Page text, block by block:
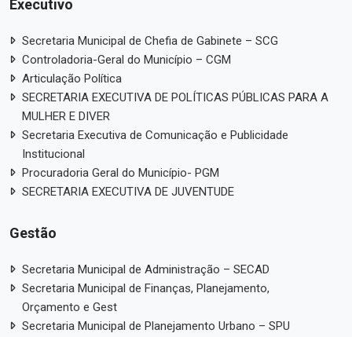
Executivo
Secretaria Municipal de Chefia de Gabinete – SCG
Controladoria-Geral do Município – CGM
Articulação Política
SECRETARIA EXECUTIVA DE POLÍTICAS PÚBLICAS PARA A
MULHER E DIVER
Secretaria Executiva de Comunicação e Publicidade
Institucional
Procuradoria Geral do Município- PGM
SECRETARIA EXECUTIVA DE JUVENTUDE
Gestão
Secretaria Municipal de Administração – SECAD
Secretaria Municipal de Finanças, Planejamento,
Orçamento e Gest
Secretaria Municipal de Planejamento Urbano – SPU